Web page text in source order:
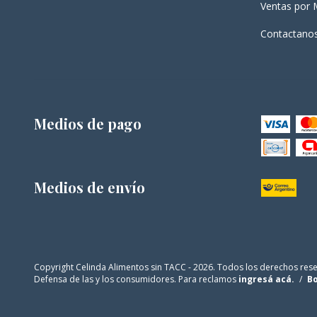
Ventas por
Medios de pago
Medios de envío
Copyright Celinda Alimentos sin TACC - 2026. Todos los derechos
Defensa de las y los consumidores. Para reclamos ingresá acá. /